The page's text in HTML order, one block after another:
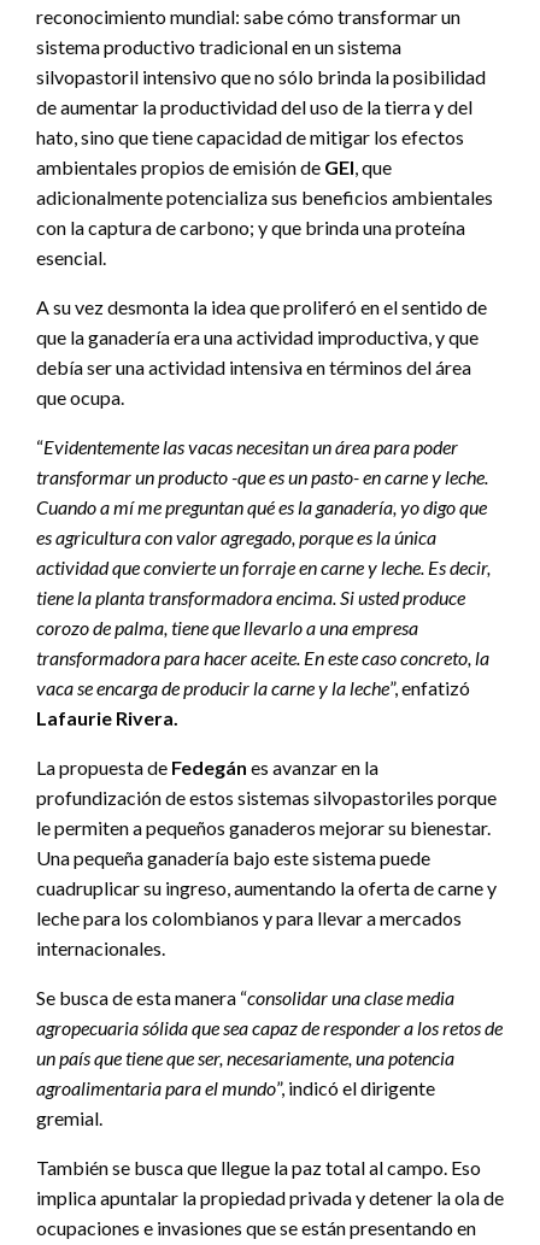
reconocimiento mundial: sabe cómo transformar un
sistema productivo tradicional en un sistema
silvopastoril intensivo que no sólo brinda la posibilidad
de aumentar la productividad del uso de la tierra y del
hato, sino que tiene capacidad de mitigar los efectos
ambientales propios de emisión de GEI, que
adicionalmente potencializa sus beneficios ambientales
con la captura de carbono; y que brinda una proteína
esencial.
A su vez desmonta la idea que proliferó en el sentido de
que la ganadería era una actividad improductiva, y que
debía ser una actividad intensiva en términos del área
que ocupa.
“Evidentemente las vacas necesitan un área para poder
transformar un producto -que es un pasto- en carne y leche.
Cuando a mí me preguntan qué es la ganadería, yo digo que
es agricultura con valor agregado, porque es la única
actividad que convierte un forraje en carne y leche. Es decir,
tiene la planta transformadora encima. Si usted produce
corozo de palma, tiene que llevarlo a una empresa
transformadora para hacer aceite. En este caso concreto, la
vaca se encarga de producir la carne y la leche”, enfatizó
Lafaurie Rivera.
La propuesta de Fedegán es avanzar en la
profundización de estos sistemas silvopastoriles porque
le permiten a pequeños ganaderos mejorar su bienestar.
Una pequeña ganadería bajo este sistema puede
cuadruplicar su ingreso, aumentando la oferta de carne y
leche para los colombianos y para llevar a mercados
internacionales.
Se busca de esta manera “consolidar una clase media
agropecuaria sólida que sea capaz de responder a los retos de
un país que tiene que ser, necesariamente, una potencia
agroalimentaria para el mundo”, indicó el dirigente
gremial.
También se busca que llegue la paz total al campo. Eso
implica apuntalar la propiedad privada y detener la ola de
ocupaciones e invasiones que se están presentando en